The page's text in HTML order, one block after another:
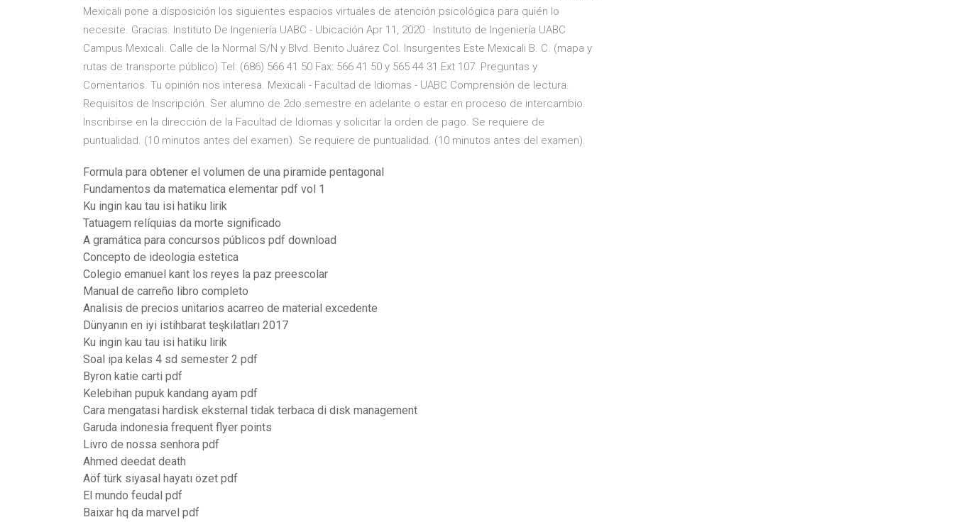
Mexicali pone a disposición los siguientes espacios virtuales de atención psicológica para quién lo
necesite. Gracias. Instituto De Ingeniería UABC - Ubicación Apr 11, 2020 · Instituto de Ingeniería UABC
Campus Mexicali. Calle de la Normal S/N y Blvd. Benito Juárez Col. Insurgentes Este Mexicali B. C. (mapa y
rutas de transporte público) Tel: (686) 566 41 50 Fax: 566 41 50 y 565 44 31 Ext 107. Preguntas y
Comentarios. Tu opinión nos interesa. Mexicali - Facultad de Idiomas - UABC Comprensión de lectura.
Requisitos de Inscripción. Ser alumno de 2do semestre en adelante o estar en proceso de intercambio.
Inscribirse en la dirección de la Facultad de Idiomas y solicitar la orden de pago. Se requiere de
puntualidad. (10 minutos antes del examen). Se requiere de puntualidad. (10 minutos antes del examen).
Formula para obtener el volumen de una piramide pentagonal
Fundamentos da matematica elementar pdf vol 1
Ku ingin kau tau isi hatiku lirik
Tatuagem relíquias da morte significado
A gramática para concursos públicos pdf download
Concepto de ideologia estetica
Colegio emanuel kant los reyes la paz preescolar
Manual de carreño libro completo
Analisis de precios unitarios acarreo de material excedente
Dünyanın en iyi istihbarat teşkilatları 2017
Ku ingin kau tau isi hatiku lirik
Soal ipa kelas 4 sd semester 2 pdf
Byron katie carti pdf
Kelebihan pupuk kandang ayam pdf
Cara mengatasi hardisk eksternal tidak terbaca di disk management
Garuda indonesia frequent flyer points
Livro de nossa senhora pdf
Ahmed deedat death
Aöf türk siyasal hayatı özet pdf
El mundo feudal pdf
Baixar hq da marvel pdf